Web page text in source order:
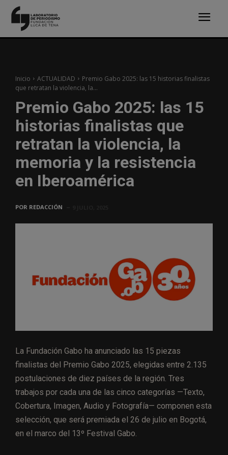
Inicio ACTUALIDAD
Premio Gabo 2025: las 15 historias finalistas
que retratan la violencia, la...
Premio Gabo 2025: las 15
historias finalistas que
retratan la violencia, la
memoria y la resistencia
en Iberoamérica
POR REDACCIÓN
La Fundación Gabo ha anunciado las 15 piezas
finalistas del Premio Gabo 2025, elegidas entre 2.135
postulaciones de diez países de la región. Tres
trabajos por cada una de las cinco categorías —Texto,
Cobertura, Imagen, Audio y Fotografía— componen esta
selección, que será premiada el 26 de julio en Bogotá,
en el marco del 13º Festival Gabo.